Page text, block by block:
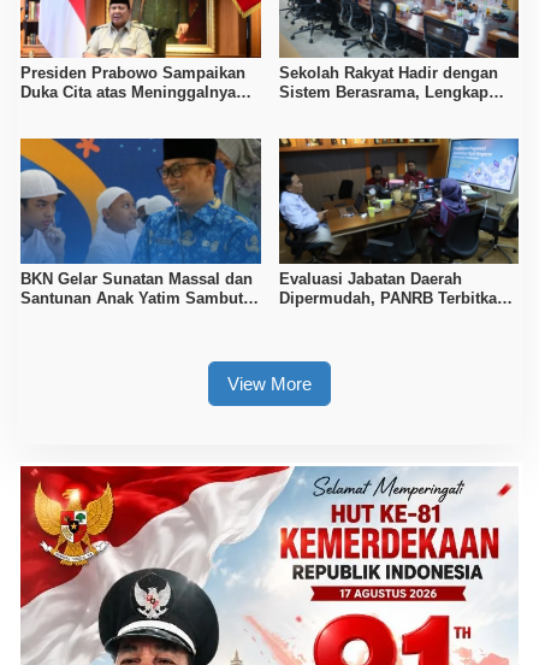
Presiden Prabowo Sampaikan
Duka Cita atas Meninggalnya
Sekolah Rakyat Hadir dengan
Sistem Berasrama, Lengkap
BKN Gelar Sunatan Massal dan
Santunan Anak Yatim Sambut
Evaluasi Jabatan Daerah
Dipermudah, PANRB Terbitkan
View More